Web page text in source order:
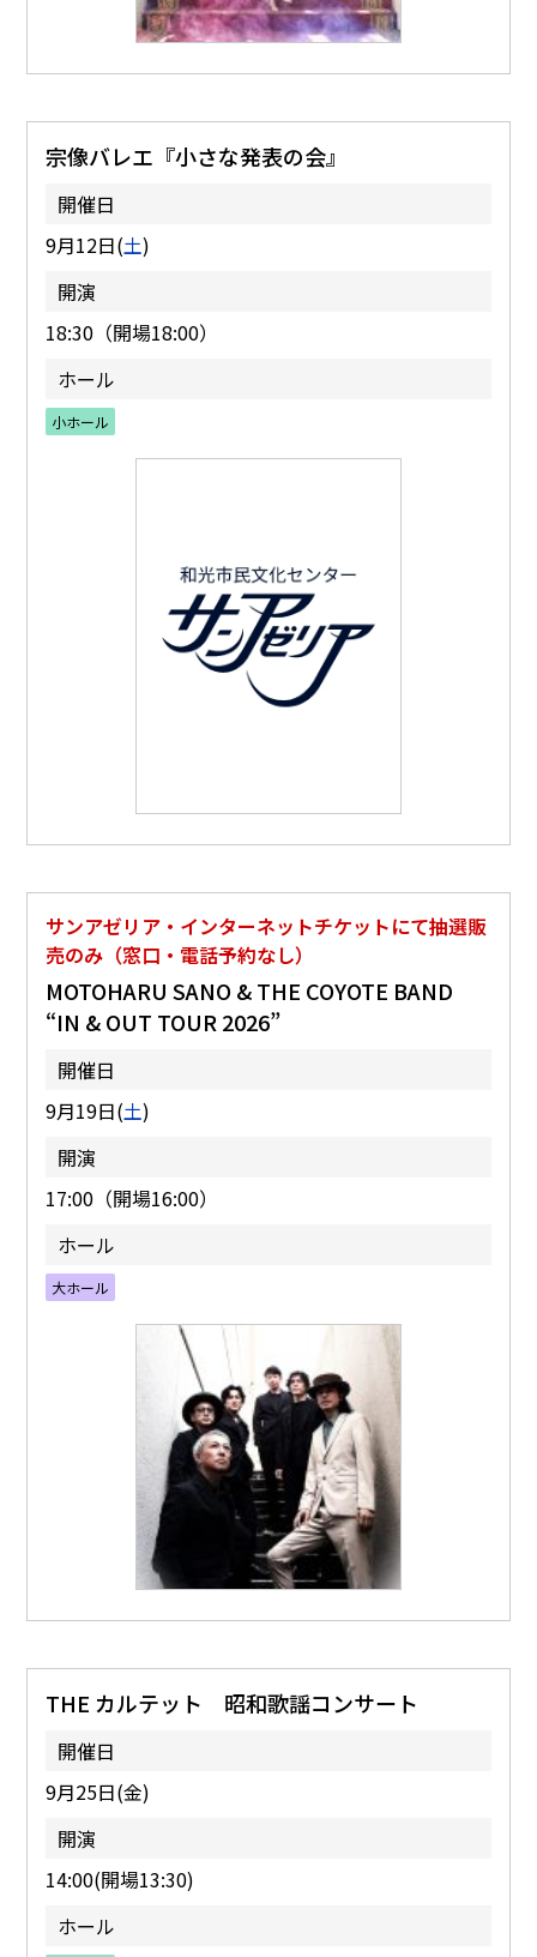
宗像バレエ『小さな発表の会』
開催日
9月12日(土)
開演
18:30（開場18:00）
ホール
小ホール
サンアゼリア・インターネットチケットにて抽選販
売のみ（窓口・電話予約なし）
MOTOHARU SANO & THE COYOTE BAND
“IN & OUT TOUR 2026”
開催日
9月19日(土)
開演
17:00（開場16:00）
ホール
大ホール
THE カルテット 昭和歌謡コンサート
開催日
9月25日(金)
開演
14:00(開場13:30)
ホール